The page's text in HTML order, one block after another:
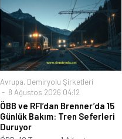
Avrupa, Demiryolu Şirketleri
8 Ağustos 2026 04:12
ÖBB ve RFI’dan Brenner’da 15
Günlük Bakım: Tren Seferleri
Duruyor